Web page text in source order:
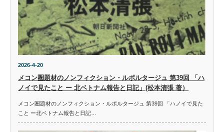
2026-4-20
メコン圏題材のノンフィクション・ルポルタージュ 第39回 「ハ
ノイで見たこと ー 北ベトナム報告と日記」(松本清張 著）
メコン圏題材のノンフィクション・ルポルタージュ 第39回 「ハノイで見た
こと ー北ベトナム報告と日記…